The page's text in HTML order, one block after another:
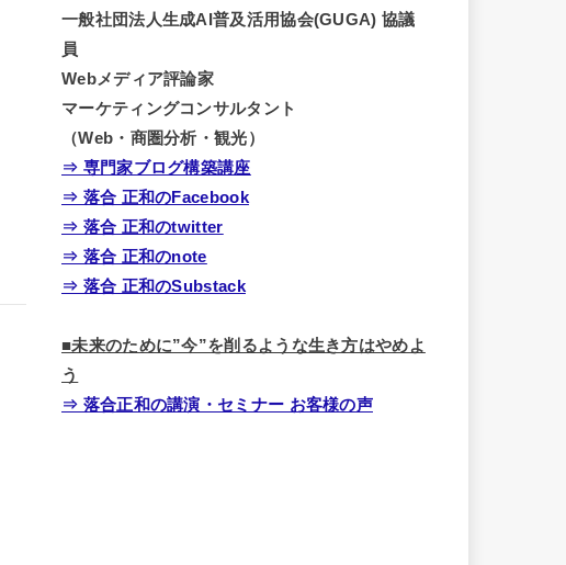
一般社団法人生成AI普及活用協会(GUGA) 協議
員
Webメディア評論家
マーケティングコンサルタント
（Web・商圏分析・観光）
⇒ 専門家ブログ構築講座
⇒ 落合 正和のFacebook
⇒ 落合 正和のtwitter
⇒ 落合 正和のnote
⇒ 落合 正和のSubstack
■未来のために”今”を削るような生き方はやめよ
う
⇒ 落合正和の講演・セミナー お客様の声